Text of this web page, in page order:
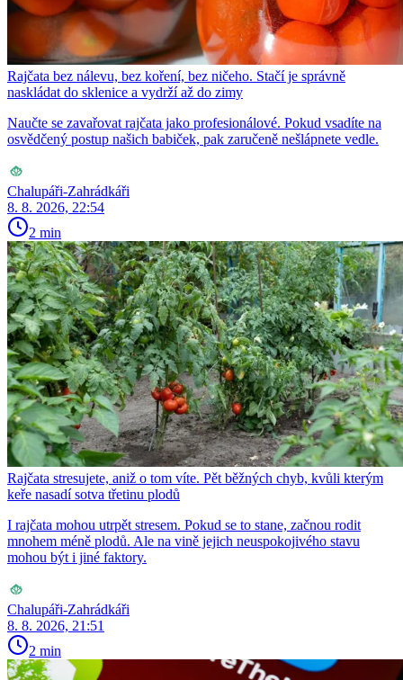
Rajčata bez nálevu, bez koření, bez ničeho. Stačí je správně
naskládat do sklenice a vydrží až do zimy
Naučte se zavařovat rajčata jako profesionálové. Pokud vsadíte na
osvědčený postup našich babiček, pak zaručeně nešlápnete vedle.
Chalupáři-Zahrádkáři
8. 8. 2026, 22:54
2 min
Rajčata stresujete, aniž o tom víte. Pět běžných chyb, kvůli kterým
keře nasadí sotva třetinu plodů
I rajčata mohou utrpět stresem. Pokud se to stane, začnou rodit
mnohem méně plodů. Ale na vině jejich neuspokojivého stavu
mohou být i jiné faktory.
Chalupáři-Zahrádkáři
8. 8. 2026, 21:51
2 min